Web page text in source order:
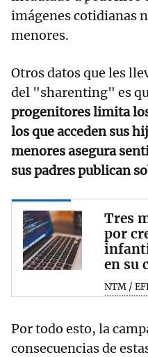
imágenes cotidianas
menores.
Otros datos que les
del "sharenting" es
progenitores limita
los que acceden sus
menores asegura
sus padres publican
Tres
por
en su
NTM /
Por todo esto, la
consecuencias de